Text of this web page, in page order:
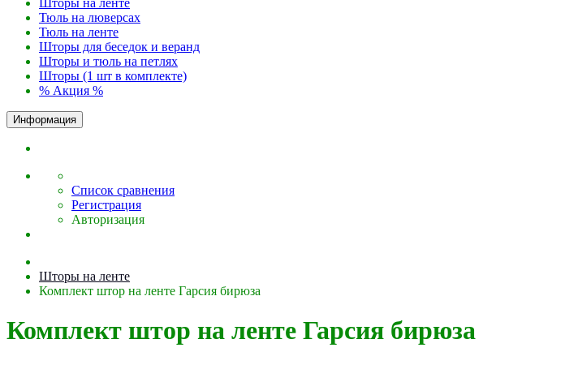
Шторы на ленте
Тюль на люверсах
Тюль на ленте
Шторы для беседок и веранд
Шторы и тюль на петлях
Шторы (1 шт в комплекте)
% Акция %
Информация
Список сравнения
Регистрация
Авторизация
Шторы на ленте
Комплект штор на ленте Гарсия бирюза
Комплект штор на ленте Гарсия бирюза